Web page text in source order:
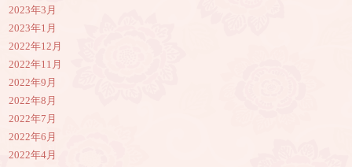
2023年3月
2023年1月
2022年12月
2022年11月
2022年9月
2022年8月
2022年7月
2022年6月
2022年4月